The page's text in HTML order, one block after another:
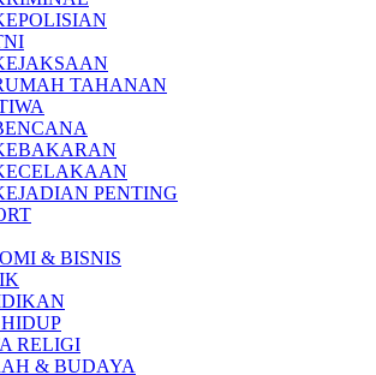
TAHANAN
PENTING
& BISNIS
RELIGI
& BUDAYA